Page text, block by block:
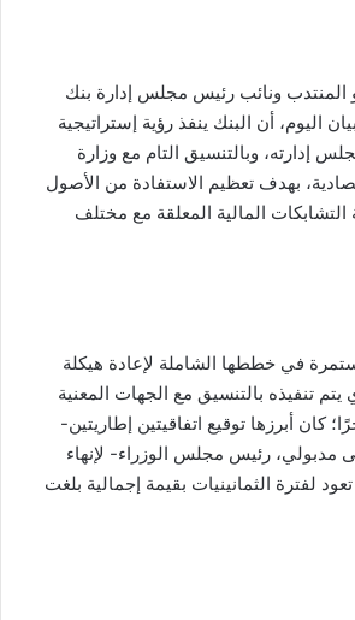
ونائب رئيس مجلس إدارة بنك
اليوم، أن البنك ينفذ رؤية إستراتيجية
وبالتنسيق التام مع وزارة
بهدف تعظيم الاستفادة من الأصول
التشابكات المالية المعلقة مع مختلف
في خططها الشاملة لإعادة هيكلة
يتم تنفيذه بالتنسيق مع الجهات المعنية
كان أبرزها توقيع اتفاقيتين إطاريتين-
رئيس مجلس الوزراء- لإنهاء
لفترة الثمانينيات بقيمة إجمالية بلغت